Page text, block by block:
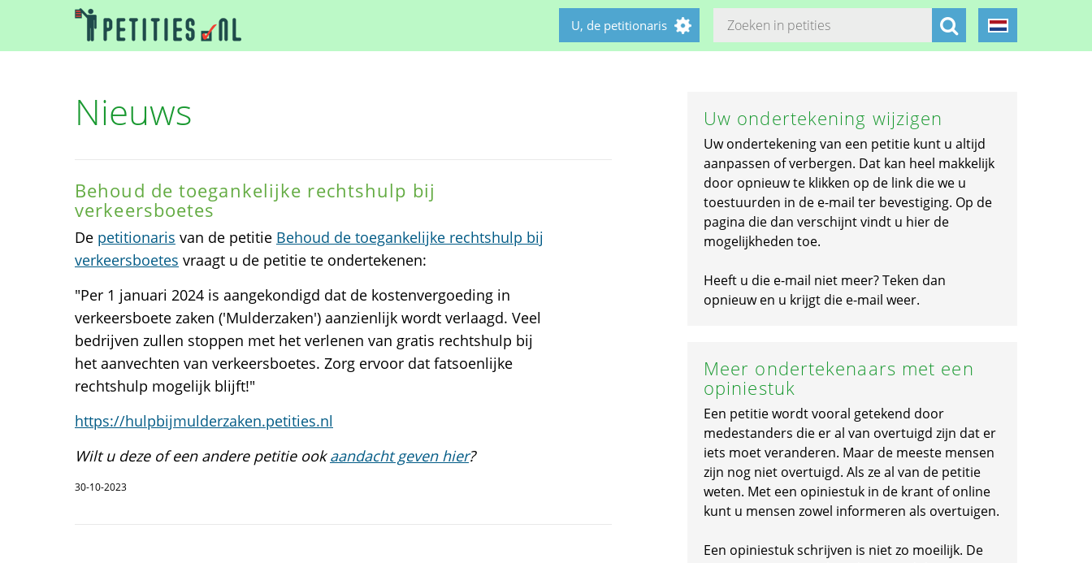
U, de petitionaris
Nieuws
Behoud de toegankelijke rechtshulp bij
verkeersboetes
De petitionaris van de petitie Behoud de toegankelijke rechtshulp bij
verkeersboetes vraagt u de petitie te ondertekenen:
"Per 1 januari 2024 is aangekondigd dat de kostenvergoeding in
verkeersboete zaken ('Mulderzaken') aanzienlijk wordt verlaagd. Veel
bedrijven zullen stoppen met het verlenen van gratis rechtshulp bij
het aanvechten van verkeersboetes. Zorg ervoor dat fatsoenlijke
rechtshulp mogelijk blijft!"
https://hulpbijmulderzaken.petities.nl
Wilt u deze of een andere petitie ookaandacht geven hier?
30-10-2023
Uw ondertekening wijzigen
Uw ondertekening van een petitie kunt u altijd
aanpassen of verbergen. Dat kan heel makkelijk
door opnieuw te klikken op de link die we u
toestuurden in de e-mail ter bevestiging. Op de
pagina die dan verschijnt vindt u hier de
mogelijkheden toe.
Heeft u die e-mail niet meer? Teken dan
opnieuw en u krijgt die e-mail weer.
Meer ondertekenaars met een
opiniestuk
Een petitie wordt vooral getekend door
medestanders die er al van overtuigd zijn dat er
iets moet veranderen. Maar de meeste mensen
zijn nog niet overtuigd. Als ze al van de petitie
weten. Met een opiniestuk in de krant of online
kunt u mensen zowel informeren als overtuigen.
Een opiniestuk schrijven is niet zo moeilijk. De